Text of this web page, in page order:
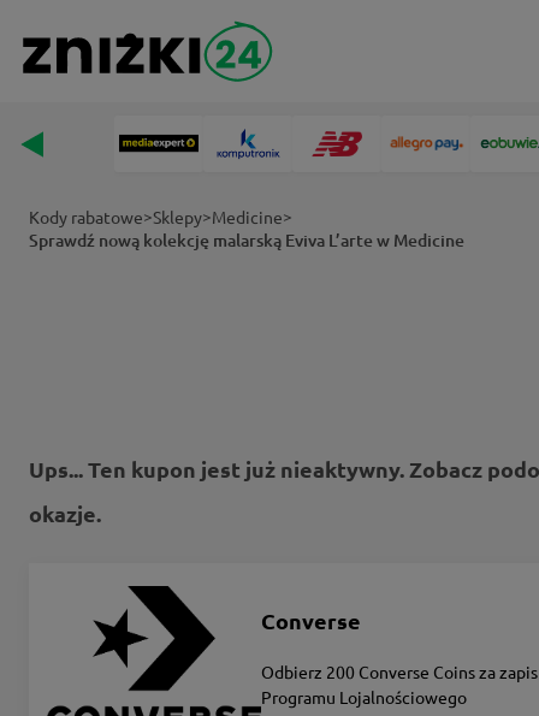
Kody rabatowe>Sklepy>Medicine>
Sprawdź nową kolekcję malarską Eviva L’arte w Medicine
Ups... Ten kupon jest już nieaktywny. Zobacz
okazje.
Converse
Odbierz 200 Converse Coins za
Programu Lojalnościowego